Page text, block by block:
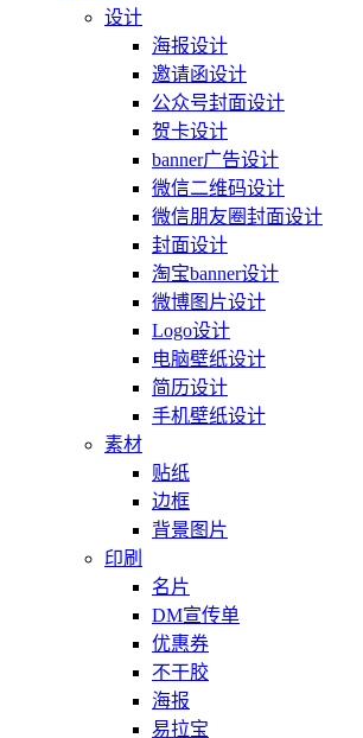
设计
海报设计
邀请函设计
公众号封面设计
贺卡设计
banner广告设计
微信二维码设计
微信朋友圈封面设计
封面设计
淘宝banner设计
微博图片设计
Logo设计
电脑壁纸设计
简历设计
手机壁纸设计
素材
贴纸
边框
背景图片
印刷
名片
DM宣传单
优惠券
不干胶
海报
易拉宝